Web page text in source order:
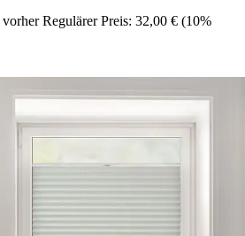
vorherRegulärer Preis: 32,00 € (10%